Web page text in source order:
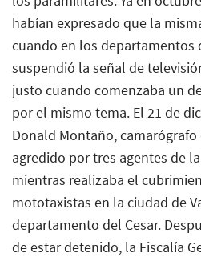
habían expresado que la
cuando en los departamentos
suspendió la señal de
justo cuando comenzaba un
por el mismo tema. El 21 de
Donald Montaño,
agredido por tres agentes de
mientras realizaba el
mototaxistas en la ciudad de
departamento del Cesar.
de estar detenido, la Fiscalía